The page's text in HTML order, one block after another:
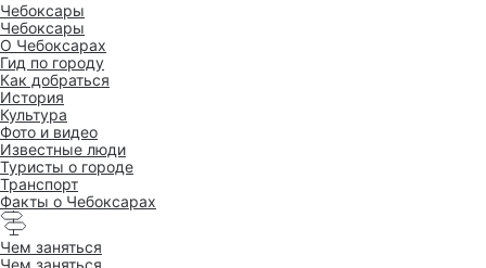
Чебоксары
Чебоксары
O Чебоксарах
Гид по городу
Как добраться
История
Культура
Фото и видео
Известные люди
Туристы о городе
Транспорт
Факты о Чебоксарах
Чем заняться
Чем заняться